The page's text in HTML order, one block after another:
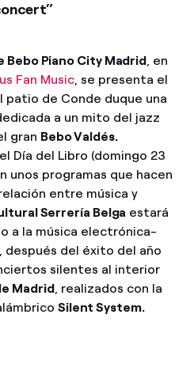
Bebo Piano City Madrid, en
Fan Music, se presenta el
patio de Conde duque una
a un mito del jazz
gran Bebo Valdés.
Día del Libro (domingo 23
unos programas que hacen
entre música y
Serrería Belga estará
a la música electrónica-
después del éxito del año
silentes al interior
Madrid, realizados con la
Silent System.